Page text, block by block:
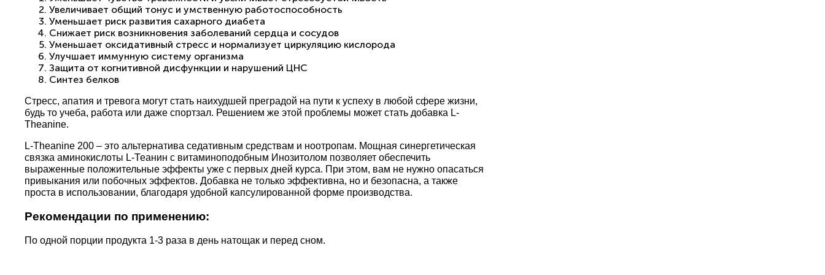
Увеличивает общий тонус и умственную работоспособность
Уменьшает риск развития сахарного диабета
Снижает риск возникновения заболеваний сердца и сосудов
Уменьшает оксидативный стресс и нормализует циркуляцию кислорода
Улучшает иммунную систему организма
Защита от когнитивной дисфункции и нарушений ЦНС
Синтез белков
Стресс, апатия и тревога могут стать наихудшей преградой на пути к успеху в любой сфере жизни,
будь то учеба, работа или даже спортзал. Решением же этой проблемы может стать добавка L-
Theanine.
L-Theanine 200 – это альтернатива седативным средствам и ноотропам. Мощная синергетическая
связка аминокислоты L-Теанин с витаминоподобным Инозитолом позволяет обеспечить
выраженные положительные эффекты уже с первых дней курса. При этом, вам не нужно опасаться
привыкания или побочных эффектов. Добавка не только эффективна, но и безопасна, а также
проста в использовании, благодаря удобной капсулированной форме производства.
Рекомендации по применению:
По одной порции продукта 1-3 раза в день натощак и перед сном.